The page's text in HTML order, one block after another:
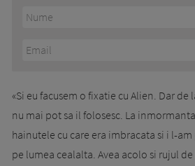
«Si eu facusem o fixatie cu Alien. Dar
nu mai pot sa il folosesc. La
hainutele cu care era imbracata si i l-
pe lumea cealalta. Avea acolo si rujul